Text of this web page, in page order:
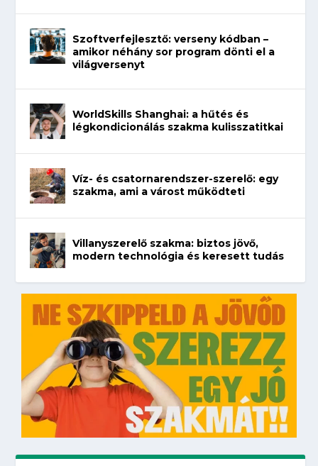
Szoftverfejlesztő: verseny kódban –
amikor néhány sor program dönti el a
világversenyt
WorldSkills Shanghai: a hűtés és
légkondicionálás szakma kulisszatitkai
Víz- és csatornarendszer-szerelő: egy
szakma, ami a várost működteti
Villanyszerelő szakma: biztos jövő,
modern technológia és keresett tudás